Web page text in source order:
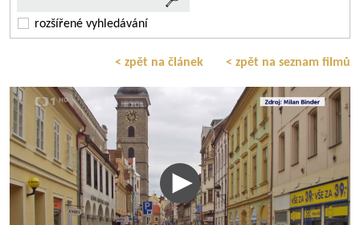
rozšířené vyhledávání
< zpět na článek < zpět na seznam filmů